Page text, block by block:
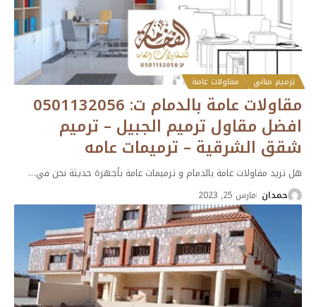
ترميم مباني مقاولات عامة
مقاولات عامة بالدمام ت: 0501132056
افضل مقاول ترميم الجبيل – ترميم
شقق الشرقية – ترميمات عامه
هل تريد مقاولات عامة بالدمام و ترميمات عامة بأجهزة حديثة نحن في…
حمدان مارس 25, 2023